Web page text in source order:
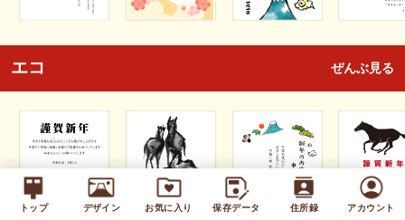
トップ デザイン お気に入り 保存データ 住所録 アカウント
エコ ぜんぶ見る